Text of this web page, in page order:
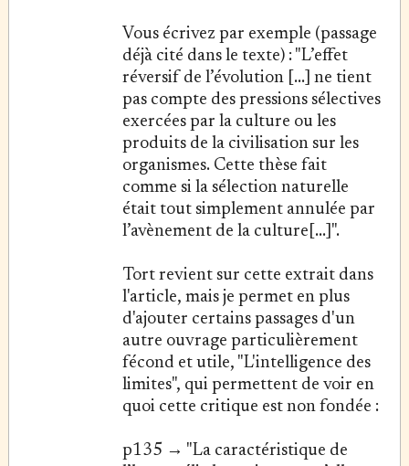
Vous écrivez par exemple (passage
déjà cité dans le texte) : "L’effet
réversif de l’évolution [...] ne tient
pas compte des pressions sélectives
exercées par la culture ou les
produits de la civilisation sur les
organismes. Cette thèse fait
comme si la sélection naturelle
était tout simplement annulée par
l’avènement de la culture[...]".
Tort revient sur cette extrait dans
l'article, mais je permet en plus
d'ajouter certains passages d'un
autre ouvrage particulièrement
fécond et utile, "L'intelligence des
limites", qui permettent de voir en
quoi cette critique est non fondée :
p135 → "La caractéristique de